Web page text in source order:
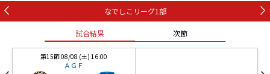
なでしこリーグ1部
試合結果 次節
第15節 08/08 (土) 16:00
ＡＧＦ